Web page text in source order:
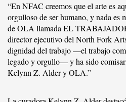
“En NFAC creemos que el arte es
orgulloso de ser humano, y nada es
de OLA llamada EL
director ejecutivo del North Fork
dignidad del trabajo —el trabajo
legado y orgullo— y ha sido
Kelynn Z. Alder y OLA.”